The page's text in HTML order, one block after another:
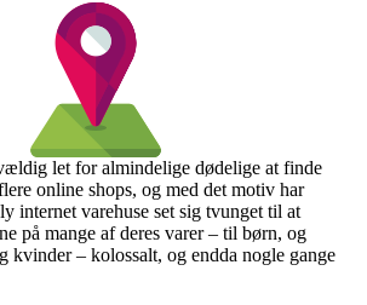
let for almindelige dødelige at finde
online shops, og med det motiv har
internet varehuse set sig tvunget til at
på mange af deres varer – til børn, og
kvinder – kolossalt, og endda nogle gange